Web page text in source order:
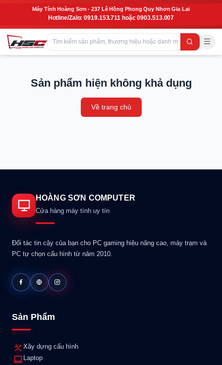
Máy Tính Hoàng Sơn - 237 Lê Hồng Phong Quy Nhơn Gia Lai
Hotline/Zalo: 0919.153.711 hoặc 0903.513.007
Sản phẩm hiện không khả dụng
Về trang chủ
HOÀNG SƠN COMPUTER
Cửa hàng máy tính uy tín
Đối tác tin cậy của bạn cho PC gaming hiệu năng cao, máy trạm và
PC tự chọn cấu hình từ năm 2010.
Sản Phẩm
Xây dựng cấu hình
Laptop